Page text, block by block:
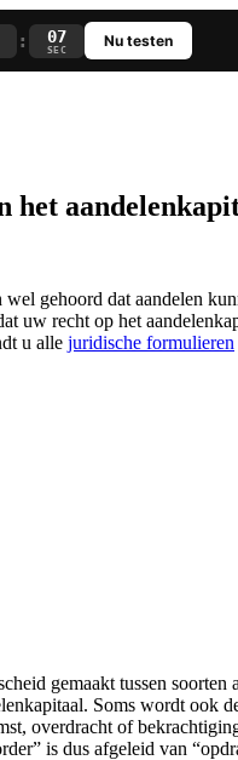
: 06
SEC Nu testen
het
gehoord dat aandelen
uw recht op het
u alle juridische formulieren
gemaakt tussen soorten
Soms wordt ook
overdracht of
is dus afgeleid van